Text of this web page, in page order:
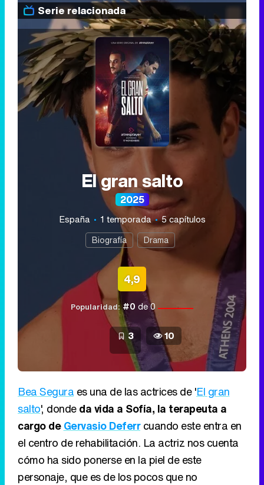
Serie relacionada
El gran salto
2025
España 1 temporada 5 capítulos
Biografía Drama
4,9
Popularidad: #0 de 0
3 10
Bea Segura es una de las actrices de 'El gran
salto', dondeda vida a Sofía, la terapeuta a
cargo deGervasio Deferrcuando este entra en
el centro de rehabilitación. La actriz nos cuenta
cómo ha sido ponerse en la piel de este
personaje, que es de los pocos que no